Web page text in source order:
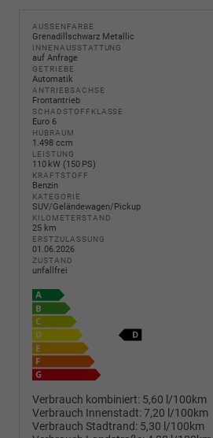
AUSSENFARBE
Grenadillschwarz Metallic
INNENAUSSTATTUNG
auf Anfrage
GETRIEBE
Automatik
ANTRIEBSACHSE
Frontantrieb
SCHADSTOFFKLASSE
Euro 6
HUBRAUM
1.498 ccm
LEISTUNG
110 kW (150 PS)
KRAFTSTOFF
Benzin
KATEGORIE
SUV/Geländewagen/Pickup
KILOMETERSTAND
25 km
ERSTZULASSUNG
01.06.2026
ZUSTAND
unfallfrei
Verbrauch kombiniert: 5,60 l/100km
Verbrauch Innenstadt:7,20 l/100km
Verbrauch Stadtrand: 5,30 l/100km